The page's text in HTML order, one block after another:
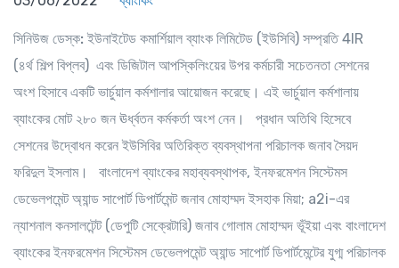
সিনিউজ ডেস্ক: ইউনাইটেড কমার্শিয়াল ব্যাংক লিমিটেড (ইউসিবি) সম্প্রতি 4IR
(৪র্থ শিল্প বিপ্লব) এবং ডিজিটাল আপস্কিলিংয়ের উপর কর্মচারী সচেতনতা সেশনের
অংশ হিসাবে একটি ভার্চুয়াল কর্মশালার আয়োজন করেছে। এই ভার্চুয়াল কর্মশালায়
ব্যাংকের মোট ২৮০ জন ঊর্ধ্বতন কর্মকর্তা অংশ নেন। প্রধান অতিথি হিসেবে
সেশনের উদ্বোধন করেন ইউসিবির অতিরিক্ত ব্যবস্থাপনা পরিচালক জনাব সৈয়দ
ফরিদুল ইসলাম। বাংলাদেশ ব্যাংকের মহাব্যবস্থাপক, ইনফরমেশন সিস্টেমস
ডেভেলপমেন্ট অ্যান্ড সাপোর্ট ডিপার্টমেন্ট জনাব মোহাম্মদ ইসহাক মিয়া; a2i-এর
ন্যাশনাল কনসালটেন্ট (ডেপুটি সেক্রেটারি) জনাব গোলাম মোহাম্মদ ভূঁইয়া এবং বাংলাদেশ
ব্যাংকের ইনফরমেশন সিস্টেমস ডেভেলপমেন্ট অ্যান্ড সাপোর্ট ডিপার্টমেন্টের যুগ্ম পরিচালক